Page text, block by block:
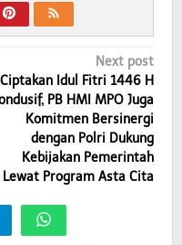
Next post
Ciptakan Idul Fitri 1446 H
PB HMI MPO Juga
Komitmen Bersinergi
dengan Polri Dukung
Kebijakan Pemerintah
Lewat Program Asta Cita